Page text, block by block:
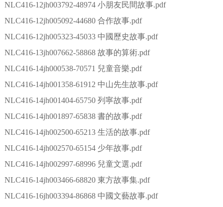
NLC416-12jh003792-48974 小朋友民間故事.pdf
NLC416-12jh005092-44680 合作故事.pdf
NLC416-12jh005323-45033 中國歷史故事.pdf
NLC416-13jh007662-58868 故事的算術.pdf
NLC416-14jh000538-70571 兒童音樂.pdf
NLC416-14jh001358-61912 中山先生故事.pdf
NLC416-14jh001404-65750 列寧故事.pdf
NLC416-14jh001897-65838 書的故事.pdf
NLC416-14jh002500-65213 生活的故事.pdf
NLC416-14jh002570-65154 少年故事.pdf
NLC416-14jh002997-68996 兒童文選.pdf
NLC416-14jh003466-68820 東方故事集.pdf
NLC416-16jh003394-86868 中國文藝故事.pdf